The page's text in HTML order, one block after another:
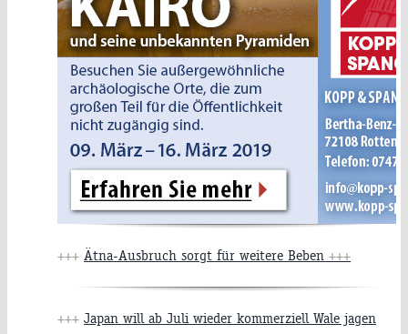
+++ Ätna-Ausbruch sorgt für weitere Beben +++
+++ Japan will ab Juli wieder kommerziell Wale jagen